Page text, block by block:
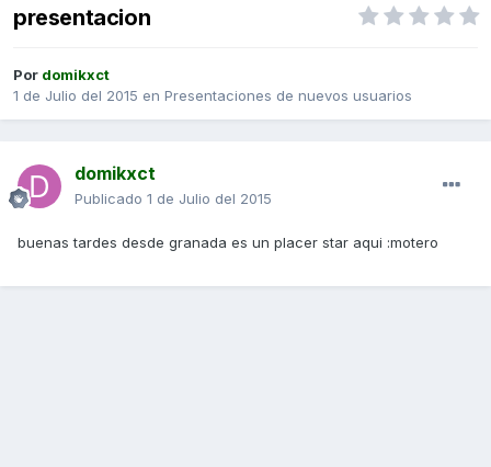
presentacion
Por domikxct
1 de Julio del 2015 en Presentaciones de nuevos usuarios
domikxct
Publicado 1 de Julio del 2015
buenas tardes desde granada es un placer star aqui :motero